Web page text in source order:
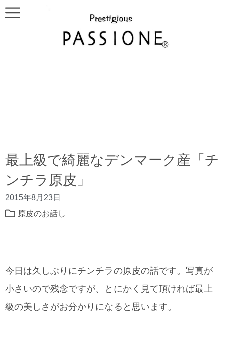
最上級で綺麗なデンマーク産「チ
ンチラ原皮」
2015年8月23日
原皮のお話し
今日は久しぶりにチンチラの原皮の話です。写真が
小さいので残念ですが、とにかく見て頂ければ最上
級の美しさがお分かりになると思います。